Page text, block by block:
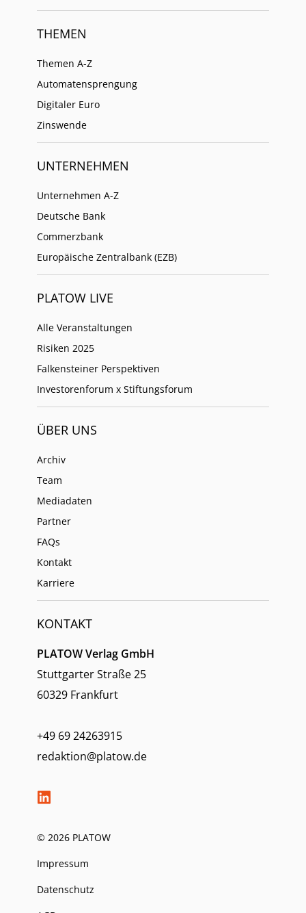
THEMEN
Themen A-Z
Automatensprengung
Digitaler Euro
Zinswende
UNTERNEHMEN
Unternehmen A-Z
Deutsche Bank
Commerzbank
Europäische Zentralbank (EZB)
PLATOW LIVE
Alle Veranstaltungen
Risiken 2025
Falkensteiner Perspektiven
Investorenforum x Stiftungsforum
ÜBER UNS
Archiv
Team
Mediadaten
Partner
FAQs
Kontakt
Karriere
KONTAKT
PLATOW Verlag GmbH
Stuttgarter Straße 25
60329 Frankfurt
+49 69 24263915
redaktion@platow.de
© 2026 PLATOW
Impressum
Datenschutz